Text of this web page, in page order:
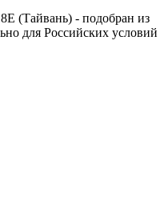
(Тайвань) - подобран из
для Российских условий